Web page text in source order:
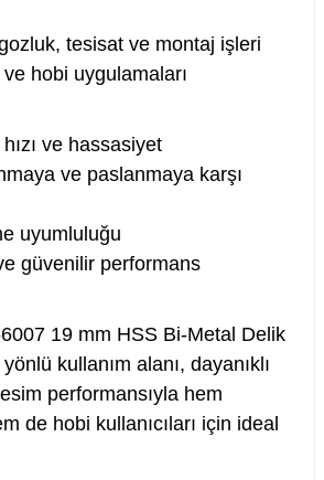
tesisat ve montaj işleri
hobi uygulamaları
ve hassasiyet
ve paslanmaya karşı
uyumluluğu
güvenilir performans
19 mm HSS Bi-Metal Delik
kullanım alanı, dayanıklı
performansıyla hem
de hobi kullanıcıları için ideal